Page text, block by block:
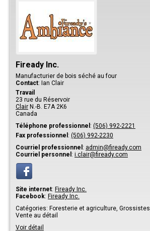
Fiready Inc.
Manufacturier de bois séché au four
Contact: Ian Clair
Travail
23 rue du Réservoir
Clair N.-B. E7A 2K6
Canada
Téléphone professionnel : (506) 992-2221
Fax professionnel : (506) 992-2230
Courriel professionnel : admin@fiready.com
Courriel personnel : i.clair@fiready.com
Site internet: Fiready Inc.
Facebook: Fiready Inc.
Catégories: Foresterie et agriculture, Grossistes,
Vente au détail
Voir détail